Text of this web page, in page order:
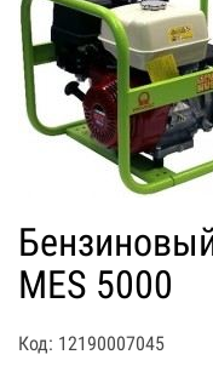
MES 5000
Код: 12190007045